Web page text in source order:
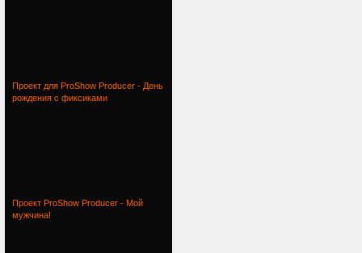
Проект для ProShow Producer - День
рождения с фиксиками
Проект ProShow Producer - Мой
мужчина!